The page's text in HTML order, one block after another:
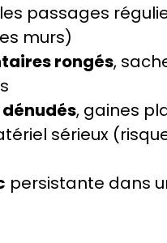
passages
murs)
rongés,
, gaines
sérieux
persistante dans